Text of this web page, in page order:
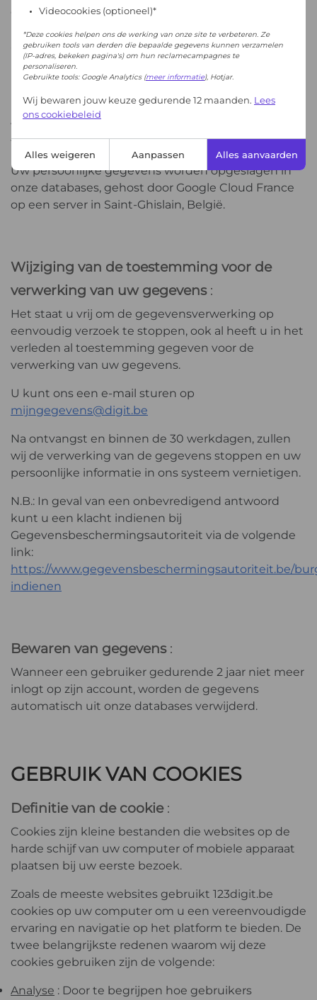
dashboard bestemd voor
netwerkruimtebeheerders (aantal aangemaakte
accounts, bronnen en bezochte pagina's).
In het kader van een experiment of een
partners van het 123Digit netwerk, onder
voorbehoud van een vertrouwelijkheidsclausule,
toegang hebben tot bepaalde persoonsgegevens.
Uw persoonlijke gegevens worden opgeslagen in
onze databases, gehost door Google Cloud France
op een server in Saint-Ghislain, België.
Wijziging van de toestemming voor de
verwerking van uw gegevens:
Het staat u vrij om de gegevensverwerking op
eenvoudig verzoek te stoppen, ook al heeft u in het
verleden al toestemming gegeven voor de
verwerking van uw gegevens.
U kunt ons een e-mail sturen op
mijngegevens@digit.be
Na ontvangst en binnen de 30 werkdagen, zullen
wij de verwerking van de gegevens stoppen en uw
persoonlijke informatie in ons systeem vernietigen.
N.B.: In geval van een onbevredigend antwoord
kunt u een klacht indienen bij
Gegevensbeschermingsautoriteit via de volgende
link:
https://www.gegevensbeschermingsautoriteit.be/
indienen
Bewaren van gegevens:
Wanneer een gebruiker gedurende 2 jaar niet meer
inlogt op zijn account, worden de gegevens
automatisch uit onze databases verwijderd.
GEBRUIK VAN COOKIES
Definitie van de cookie:
Cookies zijn kleine bestanden die websites op de
harde schijf van uw computer of mobiele apparaat
plaatsen bij uw eerste bezoek.
Zoals de meeste websites gebruikt 123digit.be
cookies op uw computer om u een vereenvoudigde
ervaring en navigatie op het platform te bieden. De
twee belangrijkste redenen waarom wij deze
cookies gebruiken zijn de volgende:
Analyse : Door te begrijpen hoe gebruikers
Videocookies (optioneel)*
*Deze cookies helpen ons de werking van onze site te verbeteren. Ze
gebruiken tools van derden die bepaalde gegevens kunnen verzamelen
(IP-adres, bekeken pagina's) om hun reclamecampagnes te
personaliseren.
Gebruikte tools: Google Analytics (meer informatie), Hotjar.
Wij bewaren jouw keuze gedurende 12 maanden. Lees
ons cookiebeleid
Alles weigeren Aanpassen Alles aanvaarden